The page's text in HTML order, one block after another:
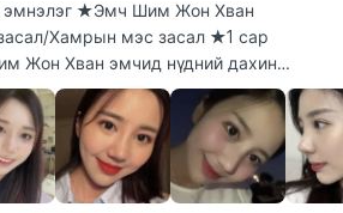
эмнэлэг ★Эмч Шим Жон Хван
Хамрын мэс засал ★1 сар
Жон Хван эмчид нүдний дахин